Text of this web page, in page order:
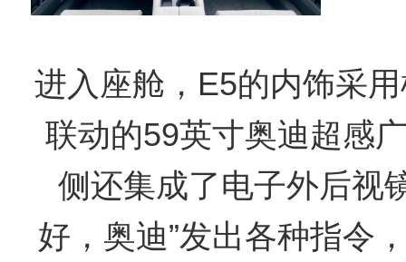
进入座舱，E5的内饰采
联动的59英寸奥迪超感
侧还集成了电子外后视
好，奥迪”发出各种指令